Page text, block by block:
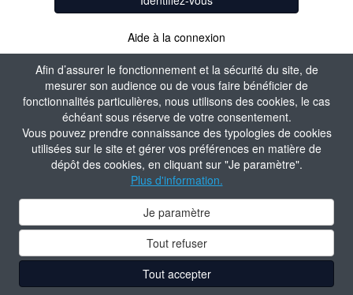
Afin d’assurer le fonctionnement et la sécurité du site, de
mesurer son audience ou de vous faire bénéficier de
fonctionnalités particulières, nous utilisons des cookies, le cas
échéant sous réserve de votre consentement.
Vous pouvez prendre connaissance des typologies de cookies
utilisées sur le site et gérer vos préférences en matière de
dépôt des cookies, en cliquant sur "Je paramètre".
Plus d'information.
Je paramètre
Tout refuser
Tout accepter
Aide à la connexion